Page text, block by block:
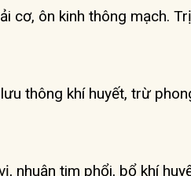
cơ, ôn kinh thông mạch.
thông khí huyết, trừ
nhuận tim phổi, bổ khí